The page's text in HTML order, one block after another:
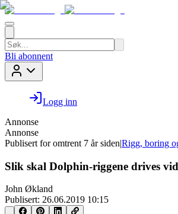
Bli abonnent
Logg inn
Annonse
Annonse
Publisert for omtrent 7 år siden|Rigg, boring
Slik skal Dolphin-riggene drives
John Økland
Publisert: 26.06.2019 10:15